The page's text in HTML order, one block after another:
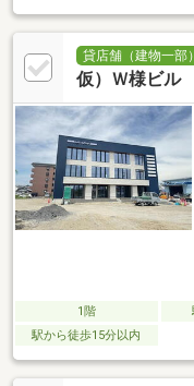
貸店舗（建物一部）
仮）Ｗ様ビル
1階
駅から徒歩15分以内